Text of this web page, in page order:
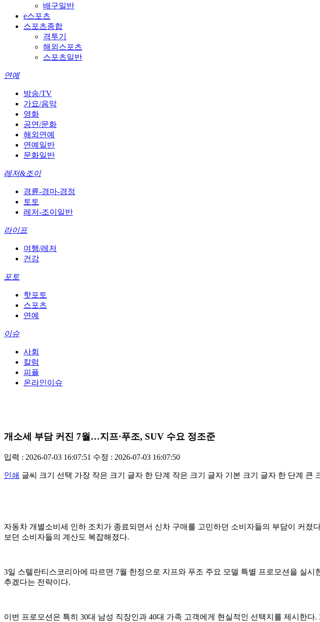
배구일반
e스포츠
스포츠종합
격투기
해외스포츠
스포츠일반
연예
방송/TV
가요/음악
영화
공연/문화
해외연예
연예일반
문화일반
레저&조이
경륜-경마-경정
토토
레저-조이일반
라이프
여행/레저
건강
포토
핫포토
스포츠
연예
이슈
사회
칼럼
피플
온라인이슈
개소세 부담 커진 7월…지프·푸조, SUV 수요 정조준
입력 : 2026-07-03 16:07:51 수정 : 2026-07-03 16:07:50
인쇄 글씨 크기 선택 가장 작은 크기 글자 한 단계 작은 크기 글자 기본 크기 글자 한 단계 큰
자동차 개별소비세 인하 조치가 종료되면서 신차 구매를 고민하던 소비자들의 부담이 커
보던 소비자들의 계산도 복잡해졌다.
3일 스텔란티스코리아에 따르면 7월 한정으로 지프와 푸조 주요 모델 특별 프로모션을 실
추겠다는 전략이다.
이번 프로모션은 특히 30대 남성 직장인과 40대 가족 고객에게 현실적인 선택지를 제시한